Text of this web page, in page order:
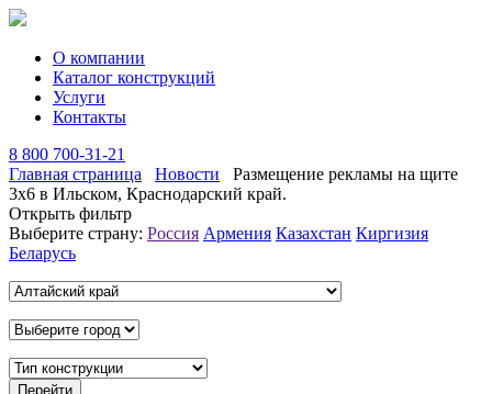
О компании
Каталог конструкций
Услуги
Контакты
8 800 700-31-21
Главная страница
Новости
Размещение рекламы на щите
3х6 в Ильском, Краснодарский край.
Открыть фильтр
Выберите страну: Россия Армения Казахстан Киргизия
Беларусь